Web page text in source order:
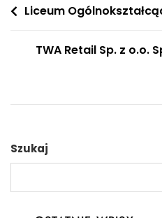
Nawigacja
Liceum
TWA Retail Sp. z o.o.
Szukaj